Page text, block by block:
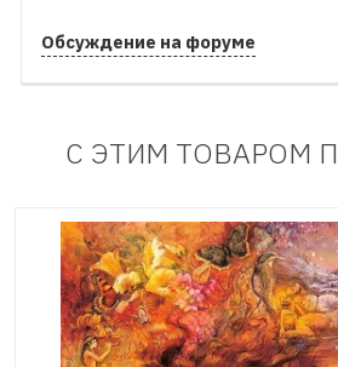
Обсуждение на форуме
С ЭТИМ ТОВАРОМ